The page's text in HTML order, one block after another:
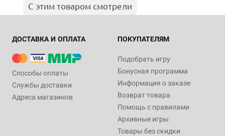
С этим товаром смотрели
ДОСТАВКА И ОПЛАТА
Способы оплаты
Службы доставки
Адреса магазинов
ПОКУПАТЕЛЯМ
Подобрать игру
Бонусная программа
Информация о заказе
Возврат товара
Помощь с правилами
Архивные игры
Товары без скидки